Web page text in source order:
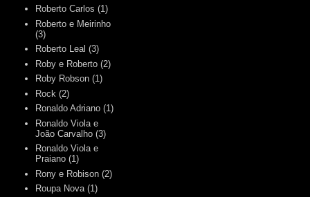
Roberto Carlos (1)
Roberto e Meirinho
(3)
Roberto Leal (3)
Roby e Roberto (2)
Roby Robson (1)
Rock (2)
Ronaldo Adriano (1)
Ronaldo Viola e
João Carvalho (3)
Ronaldo Viola e
Praiano (1)
Rony e Robison (2)
Roupa Nova (1)